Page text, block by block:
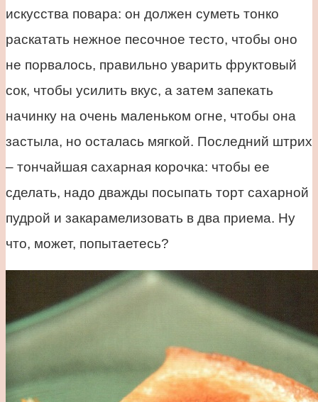
искусства повара: он должен суметь тонко
раскатать нежное песочное тесто, чтобы оно
не порвалось, правильно уварить фруктовый
сок, чтобы усилить вкус, а затем запекать
начинку на очень маленьком огне, чтобы она
застыла, но осталась мягкой. Последний штрих
– тончайшая сахарная корочка: чтобы ее
сделать, надо дважды посыпать торт сахарной
пудрой и закарамелизовать в два приема. Ну
что, может, попытаетесь?